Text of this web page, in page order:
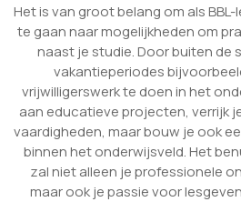
Het is van groot belang om als
te gaan naar mogelijkheden om
naast je studie. Door buiten de
vakantieperiodes
vrijwilligerswerk te doen in het
aan educatieve projecten, verrijk
vaardigheden, maar bouw je ook
binnen het onderwijsveld. Het
zal niet alleen je professionele
maar ook je passie voor